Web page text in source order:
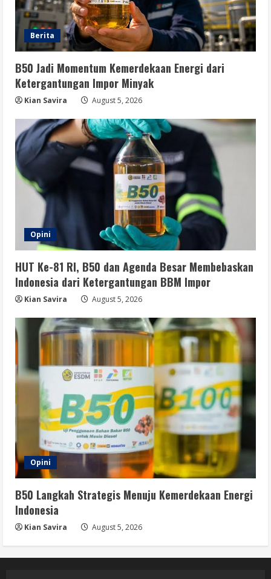
Berita
B50 Jadi Momentum Kemerdekaan Energi dari
Ketergantungan Impor Minyak
Kian Savira August 5, 2026
Opini
HUT Ke-81 RI, B50 dan Agenda Besar Membebaskan
Indonesia dari Ketergantungan BBM Impor
Kian Savira August 5, 2026
Opini
B50 Langkah Strategis Menuju Kemerdekaan Energi
Indonesia
Kian Savira August 5, 2026